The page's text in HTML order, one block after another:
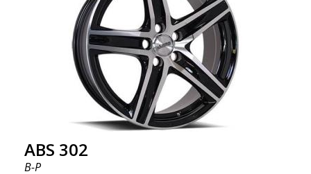
ABS 302
B-P